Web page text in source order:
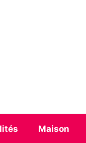
Maison